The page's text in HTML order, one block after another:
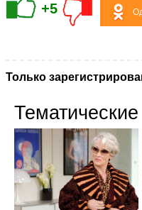
+5
Только